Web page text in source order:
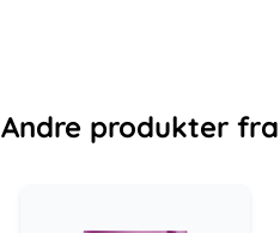
Andre produkter